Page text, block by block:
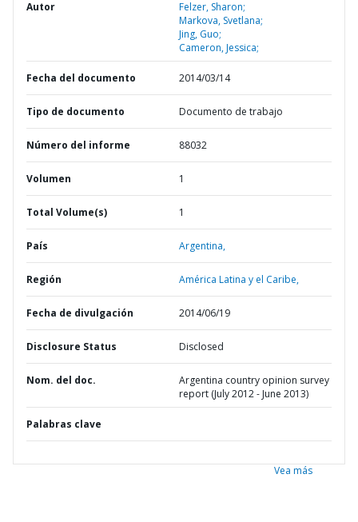
Autor
Felzer, Sharon;
Markova, Svetlana;
Jing, Guo;
Cameron, Jessica;
Fecha del documento 2014/03/14
Tipo de documento Documento de trabajo
Número del informe 88032
Volumen 1
Total Volume(s) 1
País Argentina,
Región América Latina y el Caribe,
Fecha de divulgación 2014/06/19
Disclosure Status Disclosed
Nom. del doc.
Argentina country opinion survey
report (July 2012 - June 2013)
Palabras clave
Vea más